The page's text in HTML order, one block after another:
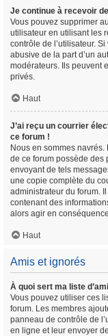
Je continue à recevoir
Vous pouvez supprimer
utilisateur en utilisant les
contrôle de l’utilisateur.
abusive de la part d’un
modérateurs. Ils peuvent
privés.
Haut
J’ai reçu un courrier
ce forum !
Nous en sommes
de ce forum possède des
envoyant de tels
une copie complète du
administrateur du forum.
contenant des
alors agir en
Haut
Amis et ignorés
À quoi sert ma liste
Vous pouvez utiliser ces
forum. Les membres
panneau de contrôle de
en ligne et leur envoyer